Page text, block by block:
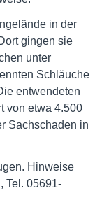
in der
gingen sie
unter
Schläuche
entwendeten
von etwa 4.500
Sachschaden in
Hinweise
Tel. 05691-